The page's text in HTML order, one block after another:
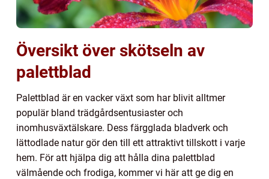
Översikt över skötseln av
palettblad
Palettblad är en vacker växt som har blivit alltmer
populär bland trädgårdsentusiaster och
inomhusväxtälskare. Dess färgglada bladverk och
lättodlade natur gör den till ett attraktivt tillskott i varje
hem. För att hjälpa dig att hålla dina palettblad
välmående och frodiga, kommer vi här att ge dig en